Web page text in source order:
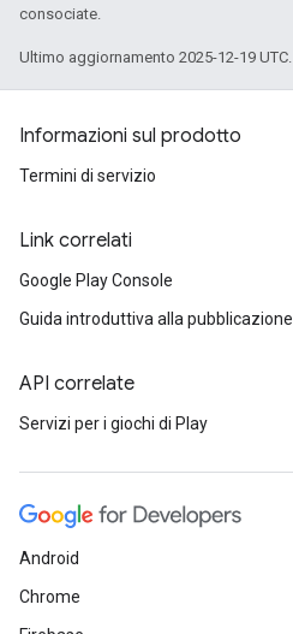
consociate.
Ultimo aggiornamento 2025-12-19 UTC.
Informazioni sul prodotto
Termini di servizio
Link correlati
Google Play Console
Guida introduttiva alla pubblicazione
API correlate
Servizi per i giochi di Play
Android
Chrome